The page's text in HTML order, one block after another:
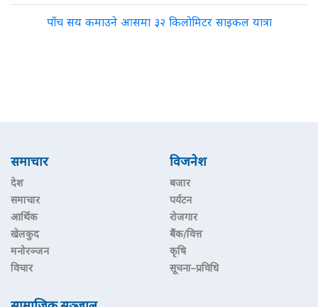
पाँच सय कमाउने आसमा ३२ किलोमिटर साइकल यात्रा
समाचार
देश
समाचार
आर्थिक
खेलकुद
मनोरञ्जन
विचार
विजनेश
बजार
पर्यटन
रोजगार
बैंक/वित्त
कृषि
सूचना–प्रविधि